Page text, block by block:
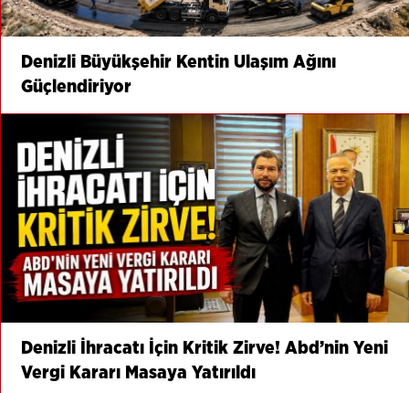
Denizli Büyükşehir Kentin Ulaşım Ağını
Güçlendiriyor
Denizli İhracatı İçin Kritik Zirve! Abd’nin Yeni
Vergi Kararı Masaya Yatırıldı